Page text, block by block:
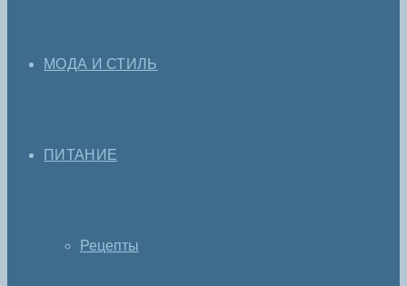
МОДА И СТИЛЬ
ПИТАНИЕ
Рецепты